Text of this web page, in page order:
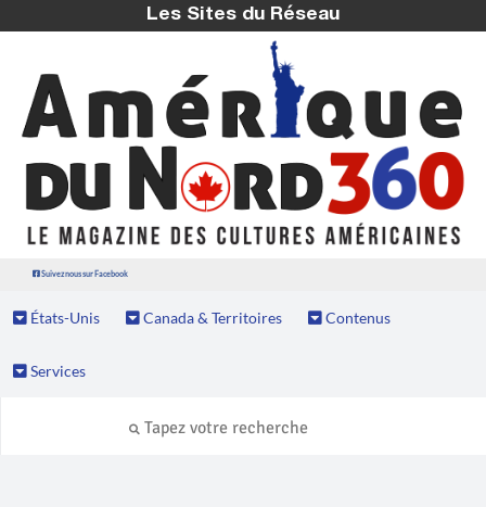
Les Sites du Réseau
Suivez nous sur Facebook
États-Unis Canada & Territoires Contenus
Services